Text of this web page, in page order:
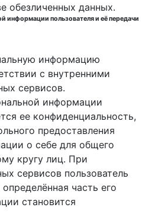
обезличенных данных.
информации пользователя и её передачи
информацию
с внутренними
сервисов.
информации
ее конфиденциальность,
предоставления
о себе для общего
кругу лиц. При
сервисов пользователь
часть его
становится